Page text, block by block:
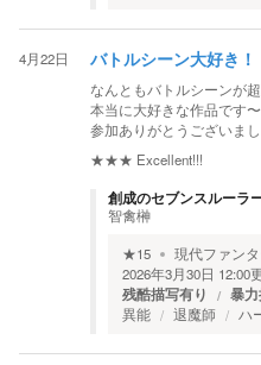
4月22日 バトルシーン大好き！
なんともバトルシーンが超
本当に大好きな作品です〜
参加ありがとうございまし
★★★ Excellent!!!
創成のセブンスルーラ
智禽榊
★15 現代ファン
2026年3月30日 12:00
残酷描写有り 暴
異能 退魔師 ハ